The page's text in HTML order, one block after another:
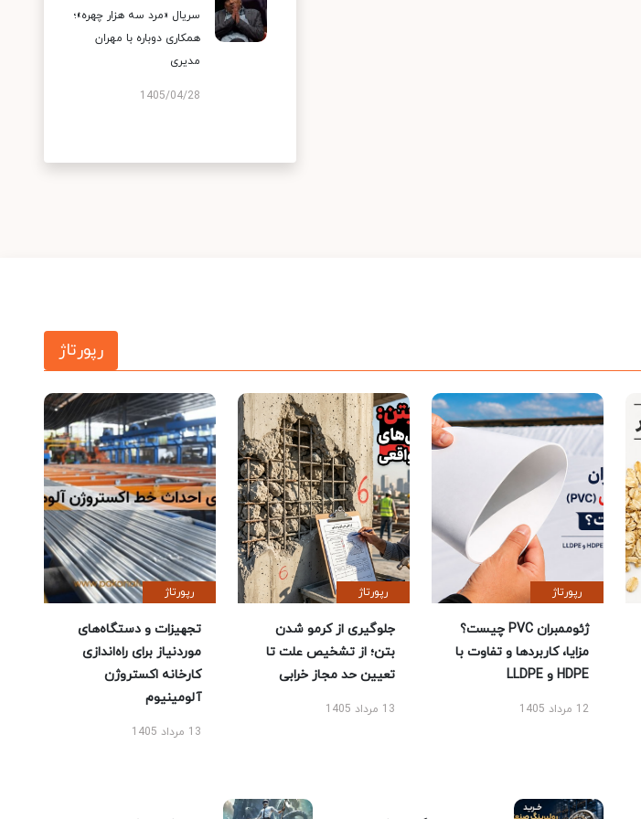
سریال «مرد سه هزار چهره»؛
همکاری دوباره با مهران
مدیری
1405/04/28
رپورتاژ
رپورتاژ
ژئوممبران PVC چیست؟
مزایا، کاربردها و تفاوت با
HDPE و LLDPE
12 مرداد 1405
رپورتاژ
جلوگیری از کرمو شدن
بتن؛ از تشخیص علت تا
تعیین حد مجاز خرابی
13 مرداد 1405
رپورتاژ
تجهیزات و دستگاه‌های
موردنیاز برای راه‌اندازی
کارخانه اکستروژن
آلومینیوم
13 مرداد 1405